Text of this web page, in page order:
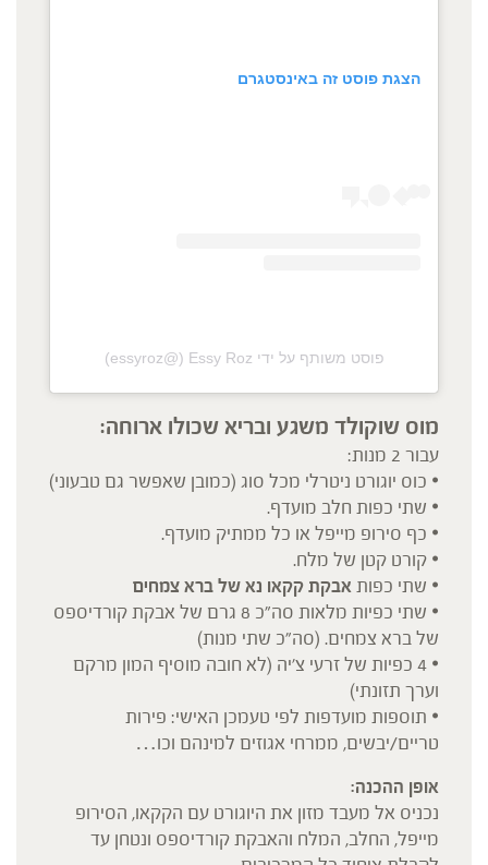
הצגת פוסט זה באינסטגרם
פוסט משותף על ידי ‏‎Essy Roz‎‏ (@‏‎essyroz‎‏)
מוס שוקולד משגע ובריא שכולו ארוחה:
עבור 2 מנות:
• כוס יוגורט ניטרלי מכל סוג (כמובן שאפשר גם טבעוני)
• ⁠שתי כפות חלב מועדף.
• ⁠כף סירופ מייפל או כל ממתיק מועדף.
• ⁠קורט קטן של מלח.
• ⁠שתי כפותאבקת קקאו נא של ברא צמחים
• ⁠שתי כפיות מלאות סה״כ 8 גרם של אבקת קורדיספס
של ברא צמחים. (סה״כ שתי מנות)
• ⁠4 כפיות של זרעי צ׳יה (לא חובה מוסיף המון מרקם
וערך תזונתי)
• ⁠תוספות מועדפות לפי טעמכן האישי: פירות
טריים/יבשים, ממרחי אגוזים למינהם וכו…
אופן ההכנה:
נכניס אל מעבד מזון את היוגורט עם הקקאו, הסירופ
מייפל, החלב, המלח והאבקת קורדיספס ונטחן עד